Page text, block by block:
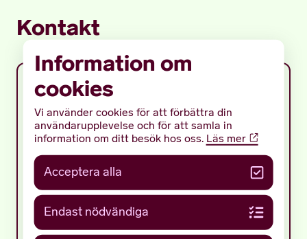
Kontakt
Information om
cookies
Vi använder cookies för att förbättra din
användarupplevelse och för att samla in
information om ditt besök hos oss. Läs mer
Acceptera alla
Endast nödvändiga